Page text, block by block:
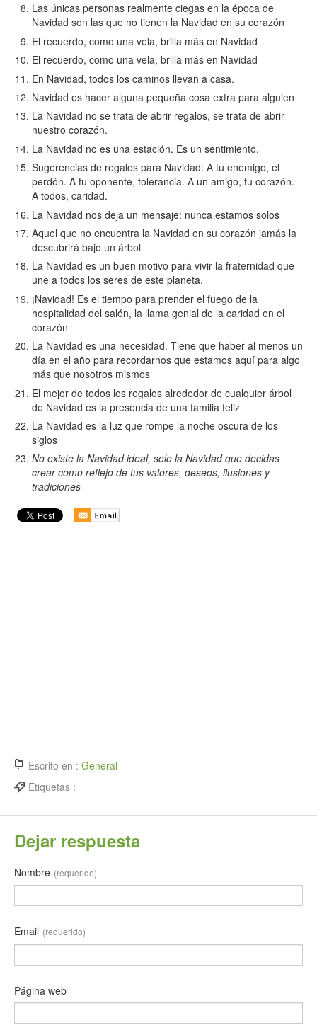
Las únicas personas realmente ciegas en la época de
Navidad son las que no tienen la Navidad en su corazón
El recuerdo, como una vela, brilla más en Navidad
El recuerdo, como una vela, brilla más en Navidad
En Navidad, todos los caminos llevan a casa.
Navidad es hacer alguna pequeña cosa extra para alguien
La Navidad no se trata de abrir regalos, se trata de abrir
nuestro corazón.
La Navidad no es una estación. Es un sentimiento.
Sugerencias de regalos para Navidad: A tu enemigo, el
perdón. A tu oponente, tolerancia. A un amigo, tu corazón.
A todos, caridad.
La Navidad nos deja un mensaje: nunca estamos solos
Aquel que no encuentra la Navidad en su corazón jamás la
descubrirá bajo un árbol
La Navidad es un buen motivo para vivir la fraternidad que
une a todos los seres de este planeta.
¡Navidad! Es el tiempo para prender el fuego de la
hospitalidad del salón, la llama genial de la caridad en el
corazón
La Navidad es una necesidad. Tiene que haber al menos un
día en el año para recordarnos que estamos aquí para algo
más que nosotros mismos
El mejor de todos los regalos alrededor de cualquier árbol
de Navidad es la presencia de una familia feliz
La Navidad es la luz que rompe la noche oscura de los
siglos
No existe la Navidad ideal, solo la Navidad que decidas
crear como reflejo de tus valores, deseos, ilusiones y
tradiciones
Escrito en : General
Etiquetas :
Dejar respuesta
Nombre (requerido)
Email (requerido)
Página web